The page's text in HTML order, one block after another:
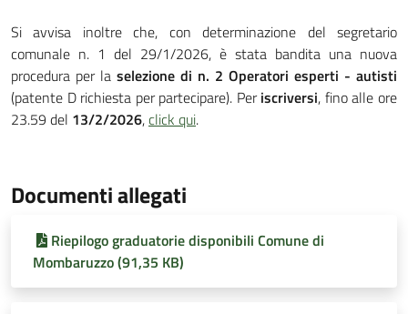
Si avvisa inoltre che, con determinazione del segretario
comunale n. 1 del 29/1/2026, è stata bandita una nuova
procedura per la selezione di n. 2 Operatori esperti - autisti
(patente D richiesta per partecipare). Periscriversi, fino alle ore
23.59 del 13/2/2026,click qui.
Documenti allegati
Riepilogo graduatorie disponibili Comune di
Mombaruzzo (91,35 KB)